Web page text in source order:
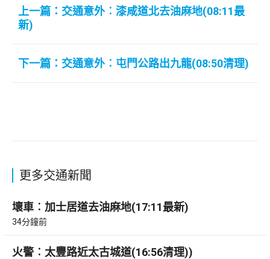
上一篇：交通意外︰漆咸道北去油麻地(08:11最
新)
下一篇：交通意外︰屯門公路出九龍(08:50清理)
更多交通新聞
壞車︰加士居道去油麻地(17:11最新)
34分鐘前
火警︰太豐路近太古城道(16:56清理))